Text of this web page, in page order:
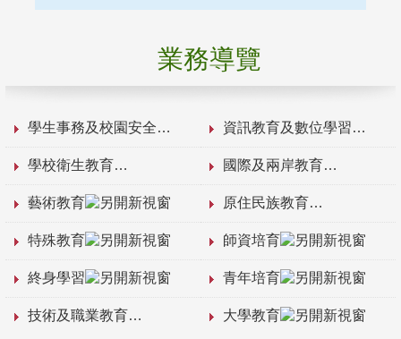
業務導覽
學生事務及校園安全 資訊教育及數位學習
學校衛生教育 國際及兩岸教育
藝術教育 原住民族教育
特殊教育 師資培育
終身學習 青年培育
技術及職業教育 大學教育